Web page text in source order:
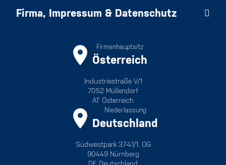
Firma, Impressum & Datenschutz
Firmenhauptsitz
Österreich
Industriestraße V/1
7052 Müllendorf
AT Österreich
Niederlassung
Deutschland
Südwestpark 37-41/1. OG
90449 Nürnberg